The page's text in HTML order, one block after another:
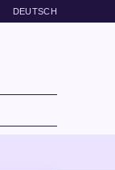
DEUTSCH